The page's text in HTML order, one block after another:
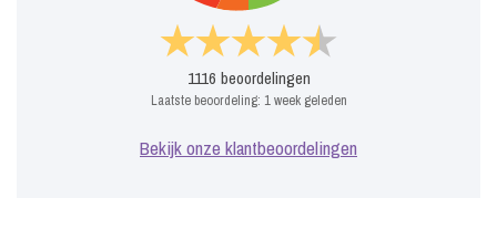
1116 beoordelingen
Laatste beoordeling: 1 week geleden
Bekijk onze klantbeoordelingen